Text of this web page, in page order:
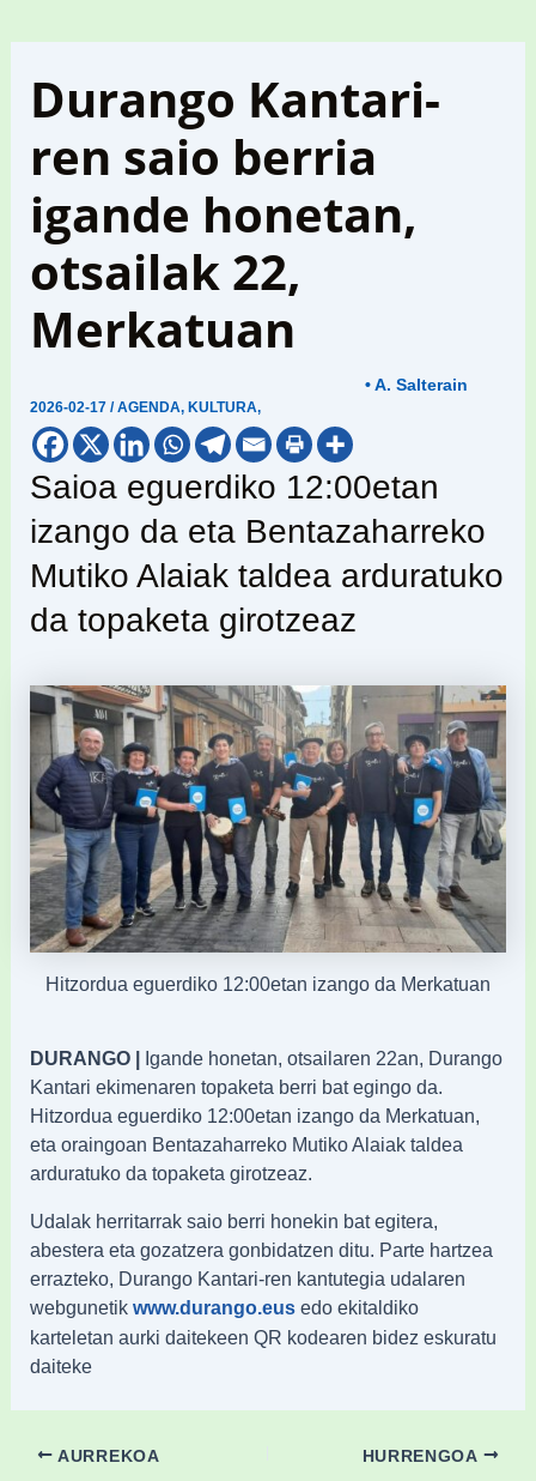
Durango Kantari-
ren saio berria
igande honetan,
otsailak 22,
Merkatuan
2026-02-17/AGENDA, KULTURA,
• A. Salterain
Saioa eguerdiko 12:00etan
izango da eta Bentazaharreko
Mutiko Alaiak taldea arduratuko
da topaketa girotzeaz
Hitzordua eguerdiko 12:00etan izango da Merkatuan
DURANGO | Igande honetan, otsailaren 22an, Durango
Kantari ekimenaren topaketa berri bat egingo da.
Hitzordua eguerdiko 12:00etan izango da Merkatuan,
eta oraingoan Bentazaharreko Mutiko Alaiak taldea
arduratuko da topaketa girotzeaz.
Udalak herritarrak saio berri honekin bat egitera,
abestera eta gozatzera gonbidatzen ditu. Parte hartzea
errazteko, Durango Kantari-ren kantutegia udalaren
webgunetikwww.durango.eus edo ekitaldiko
karteletan aurki daitekeen QR kodearen bidez eskuratu
daiteke
AURREKOA HURRENGOA